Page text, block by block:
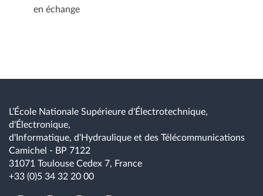
en échange
L’École Nationale Supérieure d'Électrotechnique,
d'Électronique,
d'Informatique, d'Hydraulique et des Télécommunications
Camichel - BP 7122
31071 Toulouse Cedex 7, France
+33 (0)5 34 32 20 00